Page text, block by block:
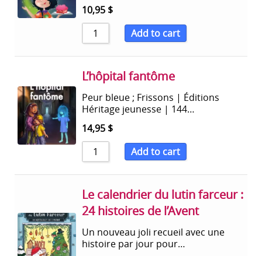
10,95 $
Add to cart
L’hôpital fantôme
Peur bleue ; Frissons | Éditions
Héritage jeunesse | 144…
14,95 $
Add to cart
Le calendrier du lutin farceur :
24 histoires de l’Avent
Un nouveau joli recueil avec une
histoire par jour pour…